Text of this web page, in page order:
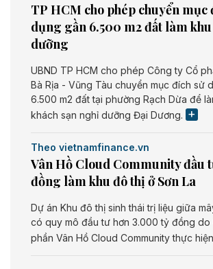
TP HCM cho phép chuyển mục
dụng gần 6.500 m2 đất làm
dưỡng
UBND TP HCM cho phép Công ty Cổ
Bà Rịa - Vũng Tàu chuyển mục đích sử
6.500 m2 đất tại phường Rạch Dừa để
khách sạn nghỉ dưỡng Đại Dương.
Theo vietnamfinance.vn
Vân Hồ Cloud Community đầu
đồng làm khu đô thị ở Sơn La
Dự án Khu đô thị sinh thái trị liệu giữa
có quy mô đầu tư hơn 3.000 tỷ đồng do
phần Vân Hồ Cloud Community thực